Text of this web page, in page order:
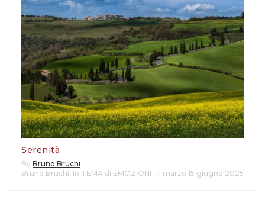
Serenità
By Bruno Bruchi
Bruno Bruchi, In TEMA di EMOZIONI – 1 marzo 15 giugno 2025